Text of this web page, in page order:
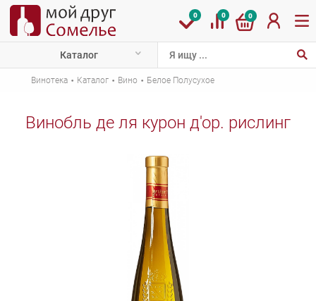
0 0 0
Каталог
Винотека · Каталог · Вино · Белое Полусухое
Винобль де ля курон д'ор. рислинг